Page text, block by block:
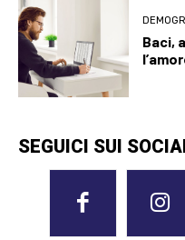
Baci,
SEGUICI SUI